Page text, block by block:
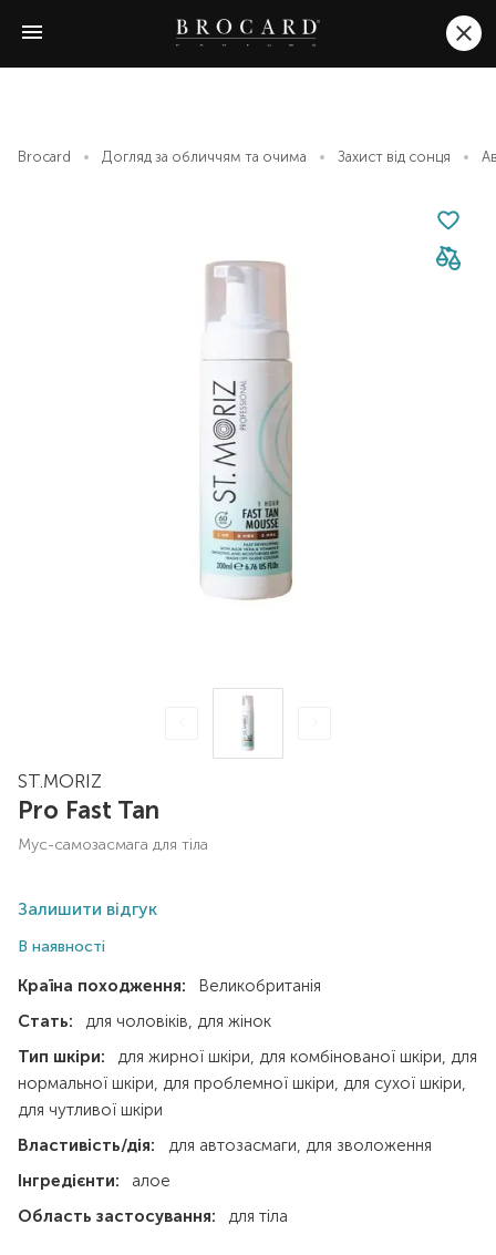
Brocard Догляд за обличчям та очима Захист від сонця
ST.MORIZ
Pro Fast Tan
мус-самозасмага для тіла
Залишити відгук
В наявності
Країна походження:
Великобританія
Стать:
для чоловіків для жінок
Тип шкіри:
для жирної шкіри для комбінованої шкіри
нормальної шкіри для проблемної шкіри для сухої шкіри
для чутливої шкіри
Властивість/дія:
для автозасмаги для зволоження
Інгредієнти:
алое
Область застосування:
для тіла